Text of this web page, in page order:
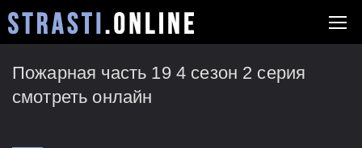
Пожарная часть 19 4 сезон 2 серия
смотреть онлайн